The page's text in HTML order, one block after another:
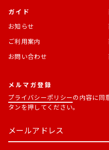
ガイド
お知らせ
ご利用案内
お問い合わせ
メルマガ登録
プライバシーポリシーの内容に同
タンを押してください。
ー
読